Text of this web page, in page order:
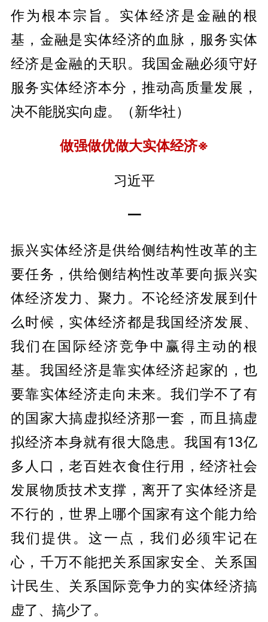
作为根本宗旨。实体经济是金融的根
基，金融是实体经济的血脉，服务实体
经济是金融的天职。我国金融必须守好
服务实体经济本分，推动高质量发展，
决不能脱实向虚。（新华社）
做强做优做大实体经济※
习近平
一
振兴实体经济是供给侧结构性改革的主
要任务，供给侧结构性改革要向振兴实
体经济发力、聚力。不论经济发展到什
么时候，实体经济都是我国经济发展、
我们在国际经济竞争中赢得主动的根
基。我国经济是靠实体经济起家的，也
要靠实体经济走向未来。我们学不了有
的国家大搞虚拟经济那一套，而且搞虚
拟经济本身就有很大隐患。我国有13亿
多人口，老百姓衣食住行用，经济社会
发展物质技术支撑，离开了实体经济是
不行的，世界上哪个国家有这个能力给
我们提供。这一点，我们必须牢记在
心，千万不能把关系国家安全、关系国
计民生、关系国际竞争力的实体经济搞
虚了、搞少了。